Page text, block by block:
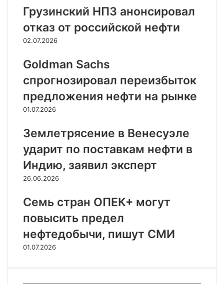
Грузинский НПЗ анонсировал
отказ от российской нефти
02.07.2026
Goldman Sachs
спрогнозировал переизбыток
предложения нефти на рынке
01.07.2026
Землетрясение в Венесуэле
ударит по поставкам нефти в
Индию, заявил эксперт
26.06.2026
Семь стран ОПЕК+ могут
повысить предел
нефтедобычи, пишут СМИ
01.07.2026